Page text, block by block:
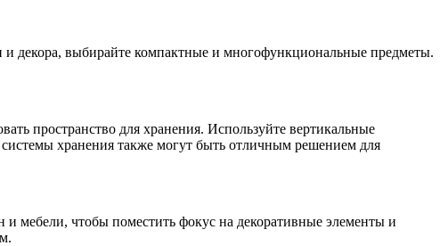
и декора, выбирайте компактные и многофункциональные предметы.
пространство для хранения. Используйте вертикальные
хранения также могут быть отличным решением для
мебели, чтобы поместить фокус на декоративные элементы и